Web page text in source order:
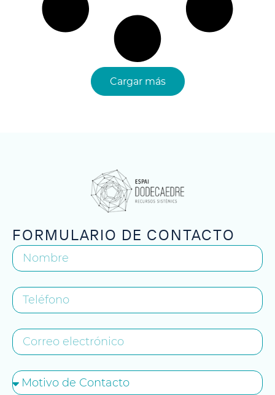
Cargar más
FORMULARIO DE CONTACTO